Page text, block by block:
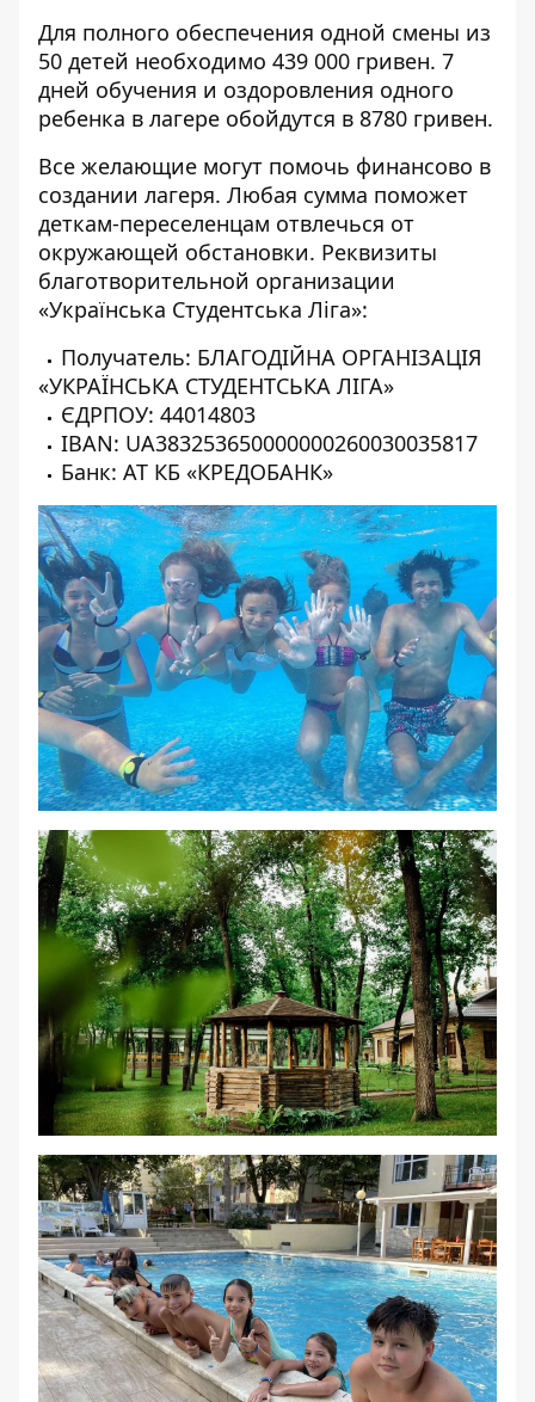
Для полного обеспечения одной смены из
50 детей необходимо 439 000 гривен. 7
дней обучения и оздоровления одного
ребенка в лагере обойдутся в 8780 гривен.
Все желающие могут помочь финансово в
создании лагеря. Любая сумма поможет
деткам-переселенцам отвлечься от
окружающей обстановки. Реквизиты
благотворительной организации
«Українська Студентська Ліга»:
Получатель: БЛАГОДІЙНА ОРГАНІЗАЦІЯ
«УКРАЇНСЬКА СТУДЕНТСЬКА ЛІГА»
ЄДРПОУ: 44014803
IBAN: UA383253650000000260030035817
Банк: АТ КБ «КРЕДОБАНК»